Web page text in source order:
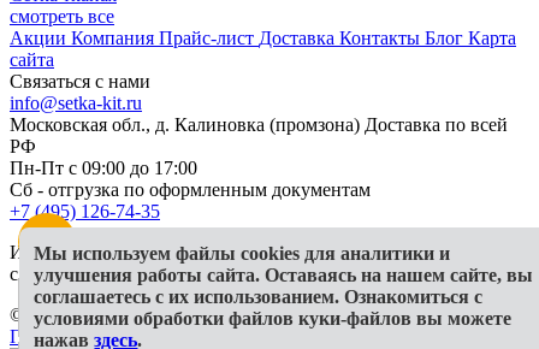
смотреть все
Акции Компания Прайс-лист Доставка Контакты Блог Карта
сайта
Связаться с нами
info@setka-kit.ru
Московская обл., д. Калиновка (промзона) Доставка по всей
РФ
Пн-Пт с 09:00 до 17:00
Сб - отгрузка по оформленным документам
+7 (495) 126-74-35
Информация, представленная на сайте, в исключительных
случаях может отличаться от действительности
© 2026 ООО "Гранд КИТ"
Политика конфиденциальности
Мы используем файлы cookies для аналитики и
улучшения работы сайта. Оставаясь на нашем сайте, вы
соглашаетесь с их использованием. Ознакомиться с
условиями обработки файлов куки-файлов вы можете
нажавздесь.